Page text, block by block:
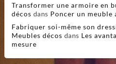
Transformer une armoire en
décos dans Poncer un meuble
Fabriquer soi-même son
Meubles décos dans Les
mesure